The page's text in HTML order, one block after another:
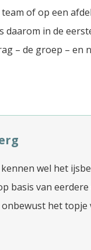
of op een
daarom in de
– de groep – en
wel het
basis van
het